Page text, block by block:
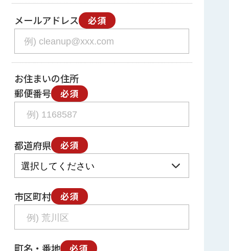
メールアドレス 必須
お住まいの住所
郵便番号
必須
都道府県 必須
市区町村 必須
町名・番地 必須